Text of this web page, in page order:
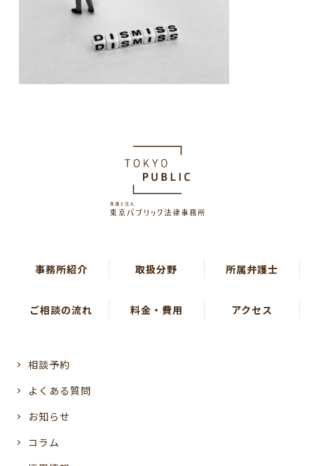
事務所紹介 取扱分野 所属弁護士
ご相談の流れ 料金・費用 アクセス
相談予約
よくある質問
お知らせ
コラム